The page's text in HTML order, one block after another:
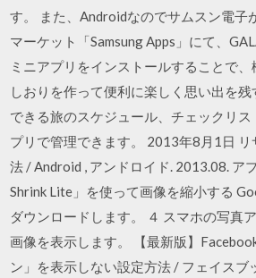
す。 また、Androidなのでサムスン電子
マーケット「Samsung Apps」にて、
ミニアプリをインストールすることで
しおりを作って便利に楽しく思い出を
できる旅のスケジュール、チェックリ
プリで管理できます。 2013年8月1日
法 / Android , アンドロイド. 2013.08. ア
Shrink Lite」を使って画像を縮小する
ダウンロードします。 ４ スマホの写真
画像を表示します。 【最新版】
ン」を表示しない設定方法 / フェイスブ